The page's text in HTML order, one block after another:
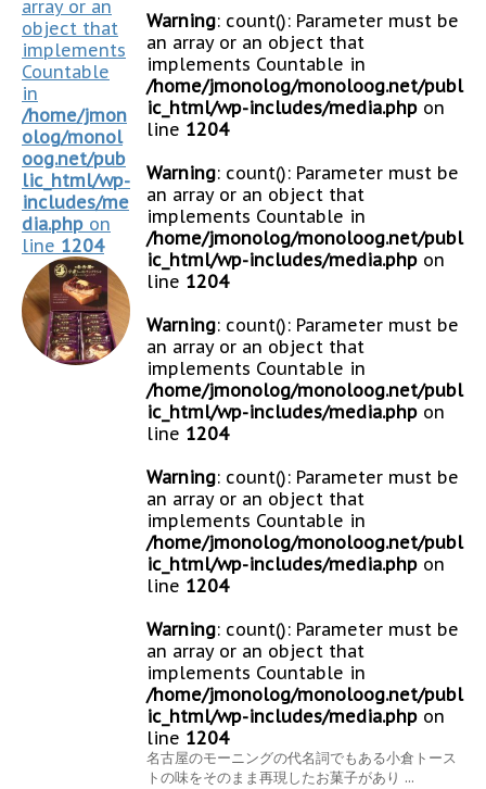
array or an
object that
implements
Countable
in
/home/jmon
olog/monol
oog.net/pub
lic_html/wp-
includes/me
dia.php on
line 1204
Warning: count(): Parameter must be
an array or an object that
implements Countable in
/home/jmonolog/monoloog.net/publ
ic_html/wp-includes/media.php on
line 1204
Warning: count(): Parameter must be
an array or an object that
implements Countable in
/home/jmonolog/monoloog.net/publ
ic_html/wp-includes/media.php on
line 1204
Warning: count(): Parameter must be
an array or an object that
implements Countable in
/home/jmonolog/monoloog.net/publ
ic_html/wp-includes/media.php on
line 1204
Warning: count(): Parameter must be
an array or an object that
implements Countable in
/home/jmonolog/monoloog.net/publ
ic_html/wp-includes/media.php on
line 1204
Warning: count(): Parameter must be
an array or an object that
implements Countable in
/home/jmonolog/monoloog.net/publ
ic_html/wp-includes/media.php on
line 1204
名古屋のモーニングの代名詞でもある小倉トース
トの味をそのまま再現したお菓子があり ...